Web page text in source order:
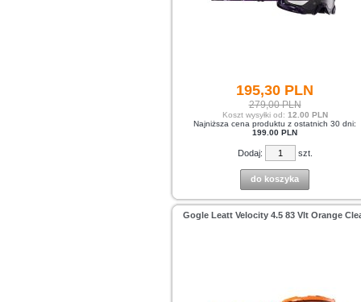
195,30 PLN
279,00 PLN
Koszt wysyłki od: 12.00 PLN
Najniższa cena produktu z ostatnich 30 dni:
199.00 PLN
Dodaj: szt.
do koszyka
Gogle Leatt Velocity 4.5 83 Vlt Orange